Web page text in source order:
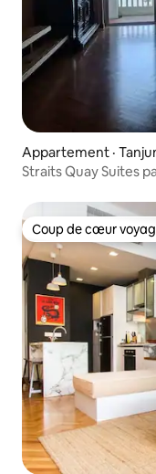
Appartement ·
Straits Quay Suites
Coup de cœur
Coup de cœur